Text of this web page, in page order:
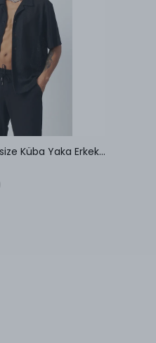
Petek Desenli Oversize Küba Yaka Erkek Gömlek